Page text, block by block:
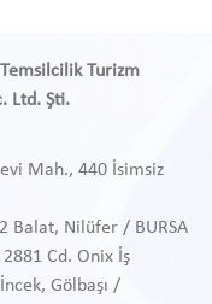
Turizm
Ltd. Şti.
Mah., 440 İsimsiz
Balat, Nilüfer / BURSA
2881 Cd. Onix İş
Gölbaşı /